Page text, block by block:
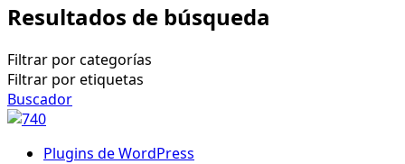
Resultados de búsqueda
Filtrar por categorías
Filtrar por etiquetas
Buscador
Plugins de WordPress